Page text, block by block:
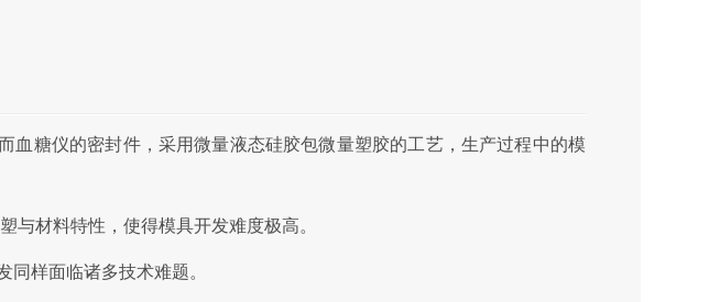
糖仪的密封件，采用微量液态硅胶包微量塑胶的工艺，生产过程中的模
材料特性，使得模具开发难度极高。
样面临诸多技术难题。